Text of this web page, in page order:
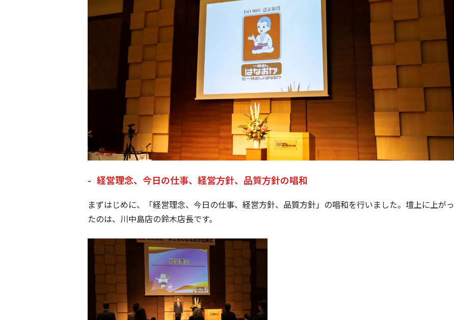
経営理念、今日の仕事、経営方針、品質方針の唱和
まずはじめに、「経営理念、今日の仕事、経営方針、品質方針」の唱和を行いました。壇上に上がっ
たのは、川中島店の鈴木店長です。